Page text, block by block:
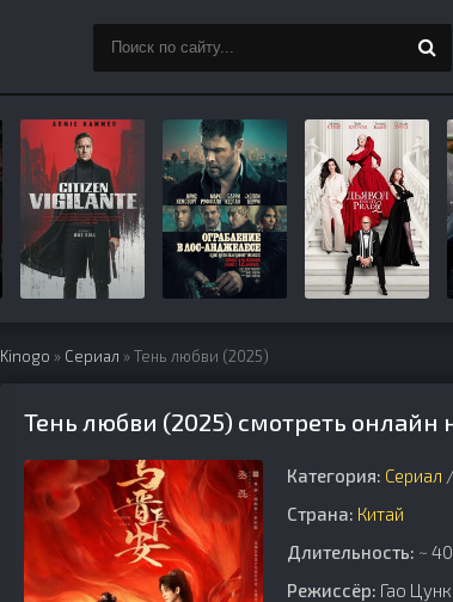
Kinogo » Сериал » Тень любви (2025)
Тень любви (2025) смотреть онлайн
Категория: Сериал /
Страна: Китай
Длительность: ~
Режиссёр: Гао